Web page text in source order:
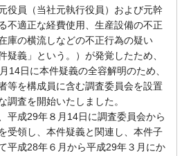
役員（当社元執行役員）および元幹
不適正な経費使用、生産設備の不正
庫の横流しなどの不正行為の疑い
疑義」という。）が発覚したため、
14日に本件疑義の全容解明のため、
等を構成員に含む調査委員会を設置
調査を開始いたしました。
平成29年８月14日に調査委員会から
受領し、本件疑義と関連し、本件子
平成28年６月から平成29年３月にか